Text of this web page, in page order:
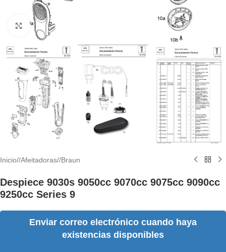
Haga clic para ampliar
Inicio/ Afeitadoras/ Braun
Despiece 9030s 9050cc 9070cc 9075cc 9090cc
9250cc Series 9
Enviar correo electrónico cuando haya
existencias disponibles